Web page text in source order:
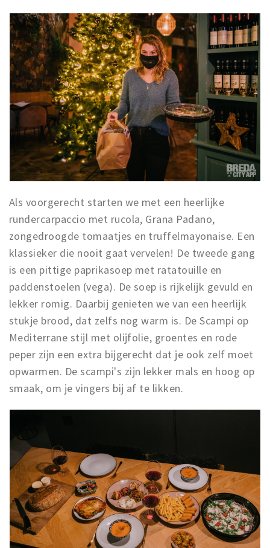
Als voorgerecht starten we met een heerlijke
rundercarpaccio met rucola, Grana Padano,
zongedroogde tomaatjes en truffelmayonaise. Een
klassieker die nooit gaat vervelen! De tweede gang
is een pittige paprikasoep met ratatouille en
paddenstoelen (vega). De soep is rijkelijk gevuld en
lekker romig. Daarbij genieten we van een heerlijk
stukje brood, dat zelfs nog warm is. De Scampi op
Mediterrane stijl met olijfolie, groentes en rode
peper zijn een extra bijgerecht dat je ook zelf moet
opwarmen. De scampi's zijn lekker mals en hoog op
smaak, om je vingers bij af te likken.